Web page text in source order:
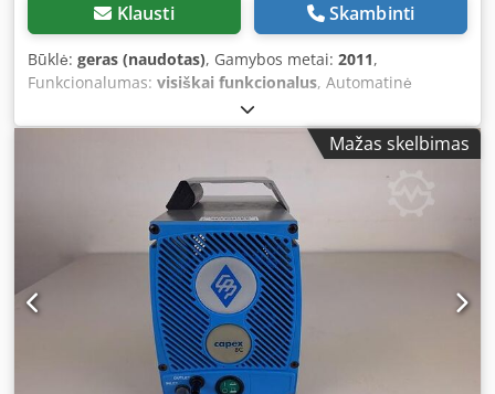
Klausti Skambinti
Būklė: geras (naudotas), Gamybos metai: 2011,
Funkcionalumas: visiškai funkcionalus, Automatinė
apvyniojimo mašina Strapex SMA naudoja 12 mm
apvyniojimo juostą prekėms iki 35 kg ir yra skirta mažų bei
vidutinio dydžio pakuočių apvyniojimui. Gamintojas:
STRAPEX SMA 30 Pagaminimo metai: 2011 Darbo našumas
per minutę: 24 ciklai per minutę Juostos padavimo vieta:
Šoninė Didžiausias pakuotės dydis: 780 x 600 mm
Djdpfsqutchsx Aggjwa Mažiausias pakuotės dydis: 100 x 30
mm Visiškai automatinė Karšto sandarinimo funkcija: Taip
Galia: 0,75 kW, 230 V/50 Hz Mašinos matmenys: 1417 x 630
mm, aukštis: 813 mm Mašinos svoris: apie 200 kg
Mažas skelbimas